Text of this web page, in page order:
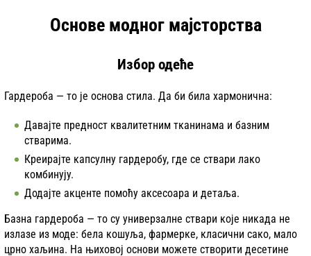
Основе модног мајсторства
Избор одеће
Гардероба — то је основа стила. Да би била хармонична:
Давајте предност квалитетним тканинама и базним
стварима.
Креирајте капсулну гардеробу, где се ствари лако
комбинују.
Додајте акценте помоћу аксесоара и детаља.
Базна гардероба — то су универзалне ствари које никада не
излазе из моде: бела кошуља, фармерке, класични сако, мало
црно хаљина. На њиховој основи можете створити десетине